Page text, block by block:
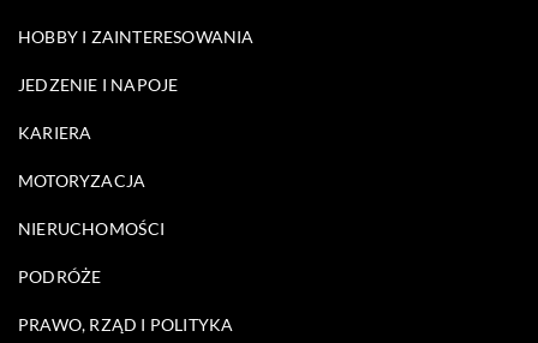
HOBBY I ZAINTERESOWANIA
JEDZENIE I NAPOJE
KARIERA
MOTORYZACJA
NIERUCHOMOŚCI
PODRÓŻE
PRAWO, RZĄD I POLITYKA